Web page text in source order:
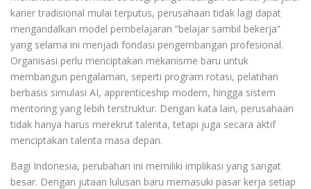
karier tradisional mulai terputus, perusahaan tidak lagi dapat
mengandalkan model pembelajaran “belajar sambil bekerja”
yang selama ini menjadi fondasi pengembangan profesional.
Organisasi perlu menciptakan mekanisme baru untuk
membangun pengalaman, seperti program rotasi, pelatihan
berbasis simulasi AI, apprenticeship modern, hingga sistem
mentoring yang lebih terstruktur. Dengan kata lain, perusahaan
tidak hanya harus merekrut talenta, tetapi juga secara aktif
menciptakan talenta masa depan.
Bagi Indonesia, perubahan ini memiliki implikasi yang sangat
besar. Dengan jutaan lulusan baru memasuki pasar kerja setiap